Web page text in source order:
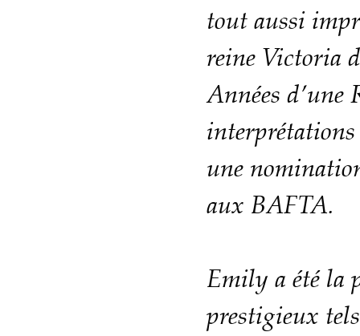
tout aussi
reine Victoria
Années d’une
une
aux BAFTA.
Emily a été la
prestigieux